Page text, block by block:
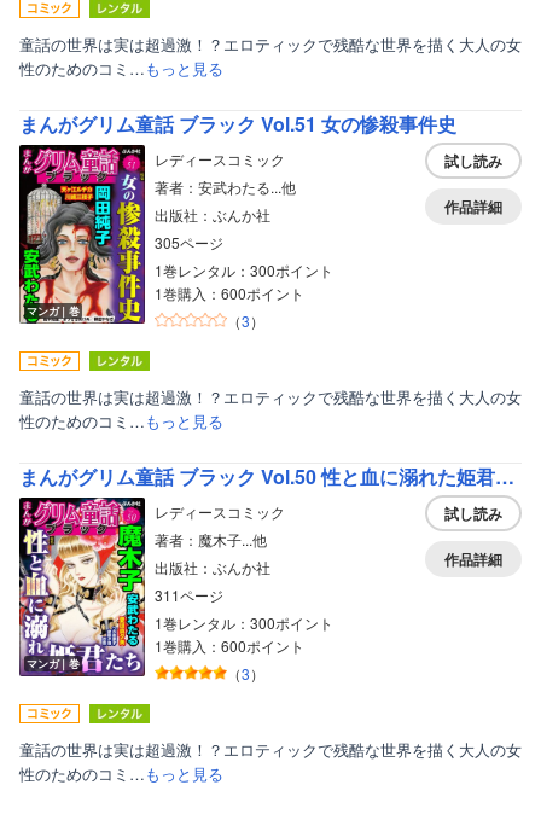
童話の世界は実は超過激！？エロティックで残酷な世界を描く大人の女
性のためのコミ…もっと見る
まんがグリム童話 ブラック Vol.51 女の惨殺事件史
マンガ｜巻
レディースコミック
著者：安武わたる...他
出版社：ぶんか社
305ページ
1巻レンタル：300ポイント
1巻購入：600ポイント
（3）
試し読み
作品詳細
童話の世界は実は超過激！？エロティックで残酷な世界を描く大人の女
性のためのコミ…もっと見る
まんがグリム童話 ブラック Vol.50 性と血に溺れた姫君たち
マンガ｜巻
レディースコミック
著者：魔木子...他
出版社：ぶんか社
311ページ
1巻レンタル：300ポイント
1巻購入：600ポイント
（3）
試し読み
作品詳細
童話の世界は実は超過激！？エロティックで残酷な世界を描く大人の女
性のためのコミ…もっと見る